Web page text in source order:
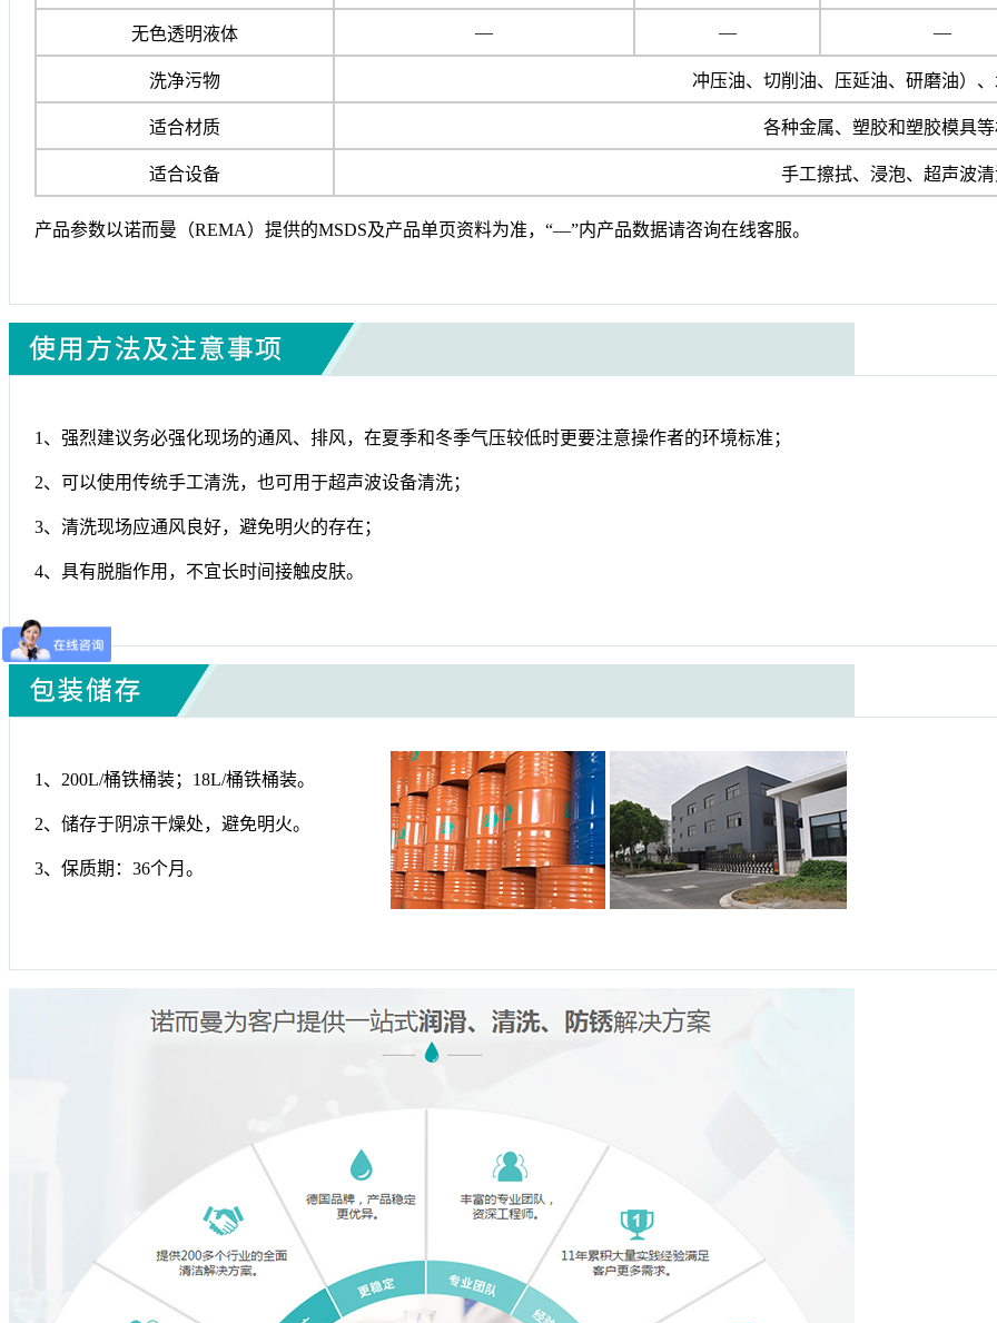
无色透明液体 — — —
洗净污物 冲压油、切削油、压延油、研磨油）
适合材质 各种金属、塑胶和塑胶模具
适合设备 手工擦拭、浸泡、超声波
产品参数以诺而曼（REMA）提供的MSDS及产品单页资料为准，“—”内产品数据请咨询在线客服。
1、强烈建议务必强化现场的通风、排风，在夏季和冬季气压较低时更要注意操作者的环境标准；
2、可以使用传统手工清洗，也可用于超声波设备清洗；
3、清洗现场应通风良好，避免明火的存在；
4、具有脱脂作用，不宜长时间接触皮肤。
1、200L/桶铁桶装；18L/桶铁桶装。
2、储存于阴凉干燥处，避免明火。
3、保质期：36个月。